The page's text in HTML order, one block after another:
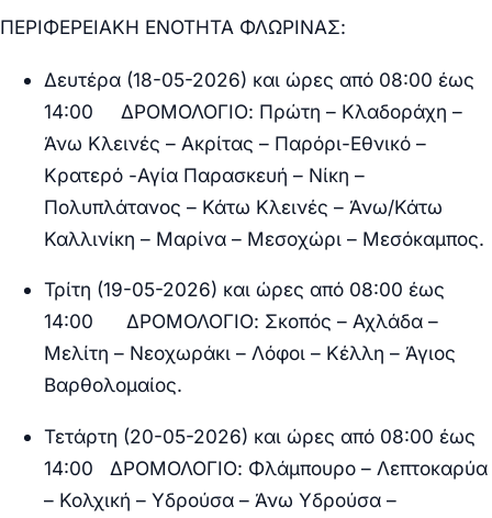
ΠΕΡΙΦΕΡΕΙΑΚΗ ΕΝΟΤΗΤΑ ΦΛΩΡΙΝΑΣ:
Δευτέρα (18-05-2026) και ώρες από 08:00 έως
14:00 ΔΡΟΜΟΛΟΓΙΟ: Πρώτη – Κλαδοράχη –
Άνω Κλεινές – Ακρίτας – Παρόρι-Εθνικό –
Κρατερό -Αγία Παρασκευή – Νίκη –
Πολυπλάτανος – Κάτω Κλεινές – Άνω/Κάτω
Καλλινίκη – Μαρίνα – Μεσοχώρι – Μεσόκαμπος.
Τρίτη (19-05-2026) και ώρες από 08:00 έως
14:00 ΔΡΟΜΟΛΟΓΙΟ: Σκοπός – Αχλάδα –
Μελίτη – Νεοχωράκι – Λόφοι – Κέλλη – Άγιος
Βαρθολομαίος.
Τετάρτη (20-05-2026) και ώρες από 08:00 έως
14:00 ΔΡΟΜΟΛΟΓΙΟ: Φλάμπουρο – Λεπτοκαρύα
– Κολχική – Υδρούσα – Άνω Υδρούσα –